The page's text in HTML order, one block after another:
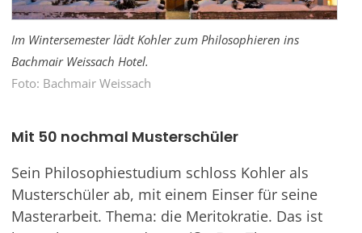
Im Wintersemester lädt Kohler zum Philosophieren ins
Bachmair Weissach Hotel.
Foto: Bachmair Weissach
Mit 50 nochmal Musterschüler
Sein Philosophiestudium schloss Kohler als
Musterschüler ab, mit einem Einser für seine
Masterarbeit. Thema: die Meritokratie. Das ist